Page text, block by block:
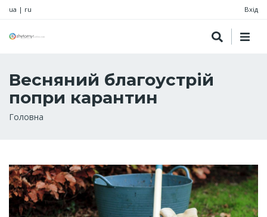
ua | ru Вхід
Весняний благоустрій
попри карантин
Рядок
Головна